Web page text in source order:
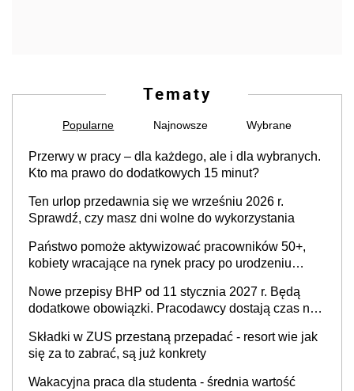
Tematy
Popularne Najnowsze Wybrane
Przerwy w pracy – dla każdego, ale i dla wybranych.
Kto ma prawo do dodatkowych 15 minut?
Ten urlop przedawnia się we wrześniu 2026 r.
Sprawdź, czy masz dni wolne do wykorzystania
Państwo pomoże aktywizować pracowników 50+,
kobiety wracające na rynek pracy po urodzeniu
neuroatypowe. Powstanie Fundusz na rzecz
Inkluzywności w Zatrudnianiu?
Nowe przepisy BHP od 11 stycznia 2027 r. Będą
dodatkowe obowiązki. Pracodawcy dostają czas na
Składki w ZUS przestaną przepadać - resort wie jak
się za to zabrać, są już konkrety
Wakacyjna praca dla studenta - średnia wartość